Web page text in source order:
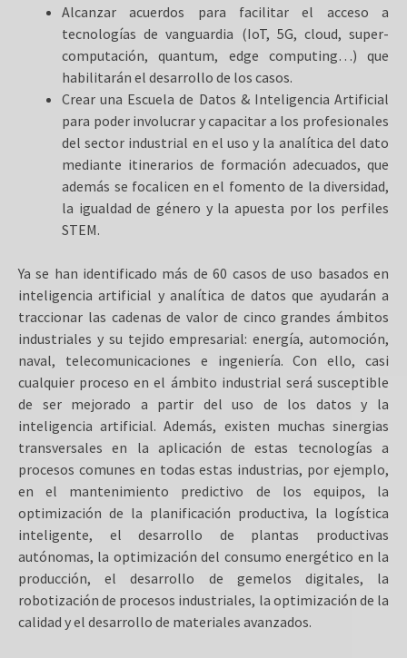
Alcanzar acuerdos para facilitar el acceso a
tecnologías de vanguardia (IoT, 5G, cloud, super-
computación, quantum, edge computing…) que
habilitarán el desarrollo de los casos.
Crear una Escuela de Datos & Inteligencia Artificial
para poder involucrar y capacitar a los profesionales
del sector industrial en el uso y la analítica del dato
mediante itinerarios de formación adecuados, que
además se focalicen en el fomento de la diversidad,
la igualdad de género y la apuesta por los perfiles
STEM.
Ya se han identificado más de 60 casos de uso basados en
inteligencia artificial y analítica de datos que ayudarán a
traccionar las cadenas de valor de cinco grandes ámbitos
industriales y su tejido empresarial: energía, automoción,
naval, telecomunicaciones e ingeniería. Con ello, casi
cualquier proceso en el ámbito industrial será susceptible
de ser mejorado a partir del uso de los datos y la
inteligencia artificial. Además, existen muchas sinergias
transversales en la aplicación de estas tecnologías a
procesos comunes en todas estas industrias, por ejemplo,
en el mantenimiento predictivo de los equipos, la
optimización de la planificación productiva, la logística
inteligente, el desarrollo de plantas productivas
autónomas, la optimización del consumo energético en la
producción, el desarrollo de gemelos digitales, la
robotización de procesos industriales, la optimización de la
calidad y el desarrollo de materiales avanzados.